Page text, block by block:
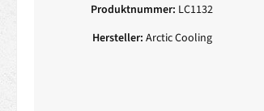
Produktnummer: LC1132
Hersteller: Arctic Cooling